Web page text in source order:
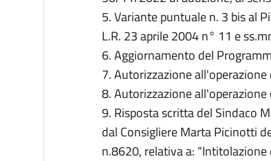
5. Variante puntuale n. 3 bis al
L.R. 23 aprile 2004 n° 11 e
6. Aggiornamento del
7. Autorizzazione
8. Autorizzazione
9. Risposta scritta del Sindaco
dal Consigliere Marta Picinotti
n.8620, relativa a: “Intitolazione